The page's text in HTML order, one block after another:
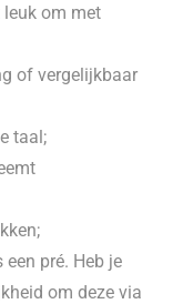
om met
of vergelijkbaar
taal;
pré. Heb je
om deze via